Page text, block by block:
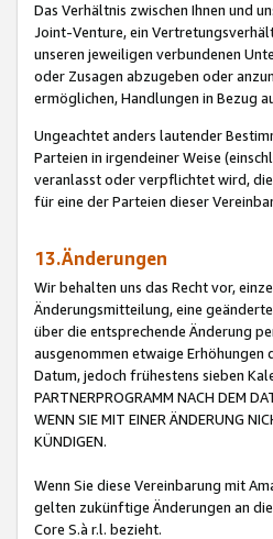
Das Verhältnis zwischen Ihnen und
Joint-Venture, ein
unseren jeweiligen verbundenen
oder Zusagen abzugeben oder
ermöglichen, Handlungen in Bezug
Ungeachtet anders lautender
Parteien in irgendeiner Weise
veranlasst oder verpflichtet wird,
für eine der Parteien dieser
13.Änderungen
Wir behalten uns das Recht vor,
Änderungsmitteilung, eine
über die entsprechende Änderung
ausgenommen etwaige
Datum, jedoch frühestens sieben
PARTNERPROGRAMM NACH DEM
WENN SIE MIT EINER ÄNDERUNG
KÜNDIGEN.
Wenn Sie diese Vereinbarung mit
gelten zukünftige Änderungen an
Core S.à r.l. bezieht.